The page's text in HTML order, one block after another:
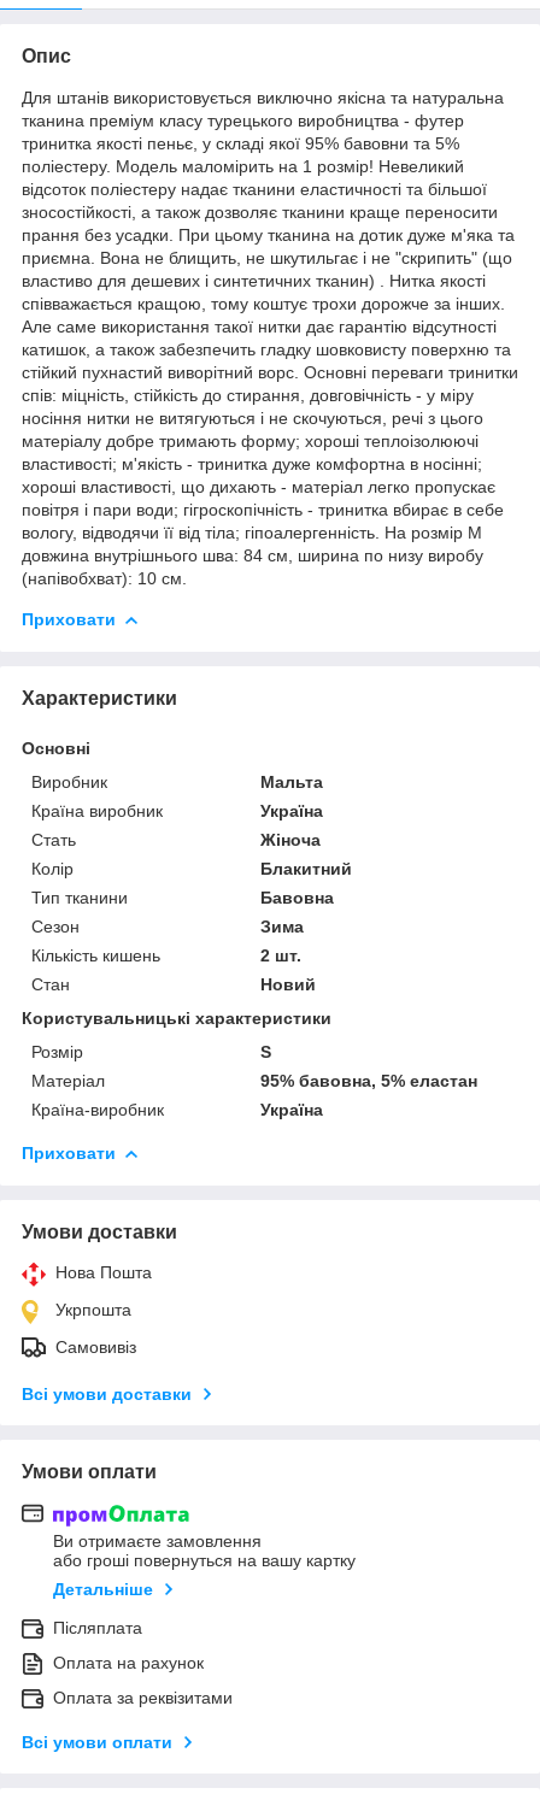
Опис
Для штанів використовується виключно якісна та натуральна
тканина преміум класу турецького виробництва - футер
тринитка якості пеньє, у складі якої 95% бавовни та 5%
поліестеру. Модель маломірить на 1 розмір! Невеликий
відсоток поліестеру надає тканини еластичності та більшої
зносостійкості, а також дозволяє тканини краще переносити
прання без усадки. При цьому тканина на дотик дуже м'яка та
приємна. Вона не блищить, не шкутильгає і не "скрипить" (що
властиво для дешевих і синтетичних тканин) . Нитка якості
співважається кращою, тому коштує трохи дорожче за інших.
Але саме використання такої нитки дає гарантію відсутності
катишок, а також забезпечить гладку шовковисту поверхню та
стійкий пухнастий виворітний ворс. Основні переваги тринитки
спів: міцність, стійкість до стирання, довговічність - у міру
носіння нитки не витягуються і не скочуються, речі з цього
матеріалу добре тримають форму; хороші теплоізолюючі
властивості; м'якість - тринитка дуже комфортна в носінні;
хороші властивості, що дихають - матеріал легко пропускає
повітря і пари води; гігроскопічність - тринитка вбирає в себе
вологу, відводячи її від тіла; гіпоалергенність. На розмір М
довжина внутрішнього шва: 84 см, ширина по низу виробу
(напівобхват): 10 см.
Приховати
Характеристики
Основні
Виробник
Мальта
Країна виробник
Україна
Стать
Жіноча
Колір
Блакитний
Тип тканини
Бавовна
Сезон
Зима
Кількість кишень
2 шт.
Стан
Новий
Користувальницькі характеристики
Розмір
S
Матеріал
95% бавовна, 5% еластан
Країна-виробник
Україна
Приховати
Умови доставки
Нова Пошта
Укрпошта
Самовивіз
Всі умови доставки
Умови оплати
Ви отримаєте замовлення
або гроші повернуться на вашу картку
Детальніше
Післяплата
Оплата на рахунок
Оплата за реквізитами
Всі умови оплати